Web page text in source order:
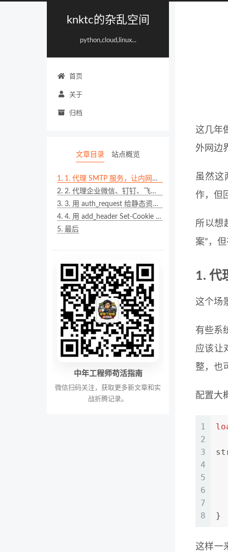
knktc的杂乱空间
python,cloud,linux...
首页
关于
归档
这几年
外网边
虽然这
作，但
所以想
案”，
1. 代
这个场
有些系
应该让
整，也
配置大
1
2
3
4
5
6
7
8
}
这样一
文章目录 站点概览
1. 1. 代理 SMTP 服务，让内网服务也能发邮件
2. 2. 代理企业微信、钉钉、飞书这类外部通知接口
3. 3. 用 auth_request 给静态资源和内部服务补一层认证
4. 4. 用 add_header Set-Cookie 做一层够用的单点登录
5. 最后
中年工程师苟活指南
微信扫码关注，获取更多新文章和实
战折腾记录。